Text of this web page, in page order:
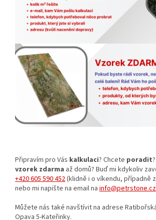
Připravím pro Vás kalkulaci? Chcete poradit
vzorek zdarma až domů? Buď mi kdykoliv
+420 605 590 452(klidně i o víkendu, případně
nebo mi napište na email na info@petrstone.cz
Můžete nás také navštívit na adrese
Opava 5-Kateřinky.